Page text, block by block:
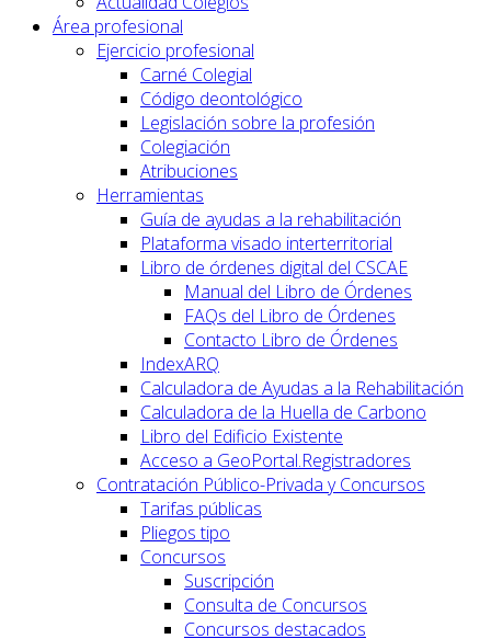
Área profesional
Ejercicio profesional
Carné Colegial
Código deontológico
Legislación sobre la profesión
Colegiación
Atribuciones
Herramientas
Guía de ayudas a la rehabilitación
Plataforma visado interterritorial
Libro de órdenes digital del CSCAE
Manual del Libro de Órdenes
FAQs del Libro de Órdenes
Contacto Libro de Órdenes
IndexARQ
Calculadora de Ayudas a la Rehabilitación
Calculadora de la Huella de Carbono
Libro del Edificio Existente
Acceso a GeoPortal.Registradores
Contratación Público-Privada y Concursos
Tarifas públicas
Pliegos tipo
Concursos
Suscripción
Consulta de Concursos
Concursos destacados